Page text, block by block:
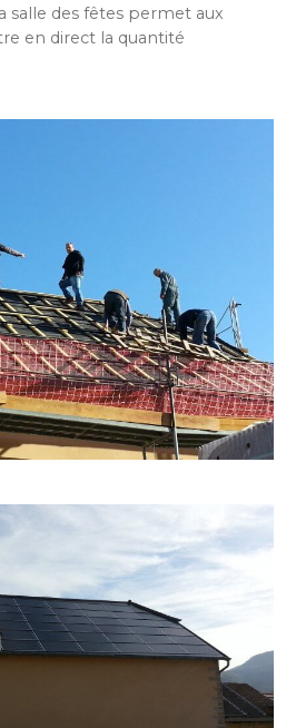
salle des fêtes permet aux
en direct la quantité